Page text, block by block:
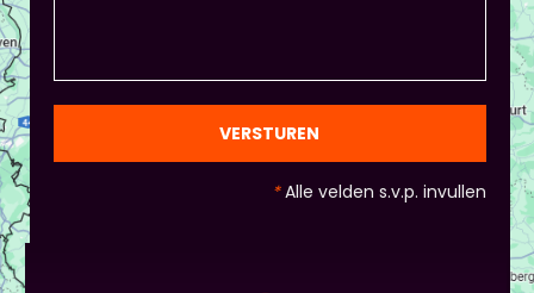
en die van Piet en vervolgens de deelnemers:
gezien de eindpresentaties van 5 minuten de
officiële/vaste werkvorm zijn. Voor beginners is het
nog met spiekbriefje). - Vergeet het
evaluatieformulier niet :)
VERSTUREN
*Alle velden s.v.p. invullen